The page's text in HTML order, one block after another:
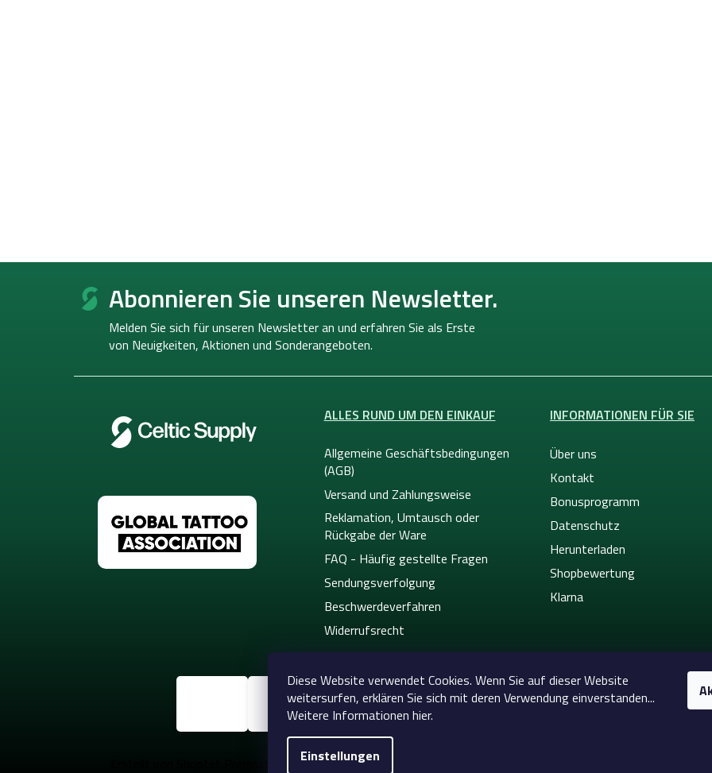
Diese Website verwendet Cookies. Wenn Sie auf dieser Website
weitersurfen, erklären Sie sich mit deren Verwendung einverstanden...
Weitere Informationen hier.
Einstellungen
F
Abonnieren Sie unseren Newsletter.
Melden Sie sich für unseren Newsletter an und erfahren Sie als Erste
von Neuigkeiten, Aktionen und Sonderangeboten.
ALLES RUND UM DEN EINKAUF
Allgemeine Geschäftsbedingungen
(AGB)
Versand und Zahlungsweise
Reklamation, Umtausch oder
Rückgabe der Ware
FAQ - Häufig gestellte Fragen
Sendungsverfolgung
Beschwerdeverfahren
Widerrufsrecht
INFORMATIONEN FÜR SIE
Über uns
Kontakt
Bonusprogramm
Datenschutz
Herunterladen
Shopbewertung
Klarna
Copyright 2026Celtic-Supply.de | Alles für Tattoo und Permanent